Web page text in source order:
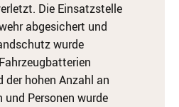
Die Einsatzstelle
abgesichert und
wurde
hohen Anzahl an
und Personen wurde